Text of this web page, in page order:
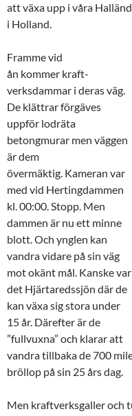
att växa upp i våra
i Holland.
Framme vid
ån kommer kraft-
verksdammar i deras väg.
De klättrar förgäves
uppför lodräta
betongmurar men väggen
är dem
övermäktig. Kameran var
med vid Hertingdammen
kl. 00:00. Stopp. Men
dammen är nu ett minne
blott. Och ynglen kan
vandra vidare på sin väg
mot okänt mål. Kanske var
det Hjärtaredssjön där de
kan växa sig stora under
15 år. Därefter är de
”fullvuxna” och klarar att
vandra tillbaka de 700
bröllop på sin 25 års dag.
Men kraftverksgaller och